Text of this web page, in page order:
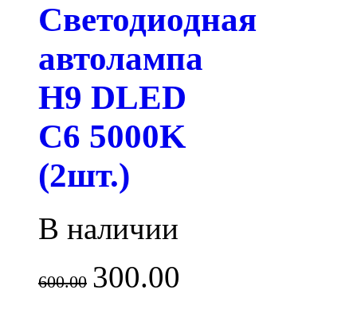
Светодиодная
автолампа
H9 DLED
C6 5000K
(2шт.)
В наличии
600.00 300.00